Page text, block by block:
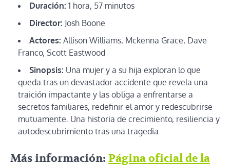
Duración: 1 hora, 57 minutos
Director: Josh Boone
Actores: Allison Williams, Mckenna Grace, Dave
Franco, Scott Eastwood
Sinopsis: Una mujer y a su hija exploran lo que
queda tras un devastador accidente que revela una
traición impactante y las obliga a enfrentarse a
secretos familiares, redefinir el amor y redescubrirse
mutuamente. Una historia de crecimiento, resiliencia y
autodescubrimiento tras una tragedia
Más información: Página oficial de la